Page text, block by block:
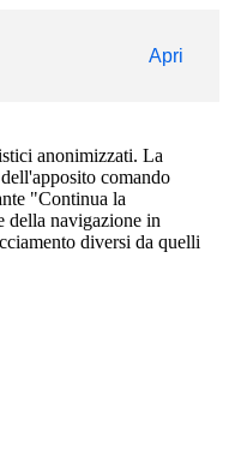
Apri
anonimizzati. La
comando
"Continua la
della navigazione in
diversi da quelli